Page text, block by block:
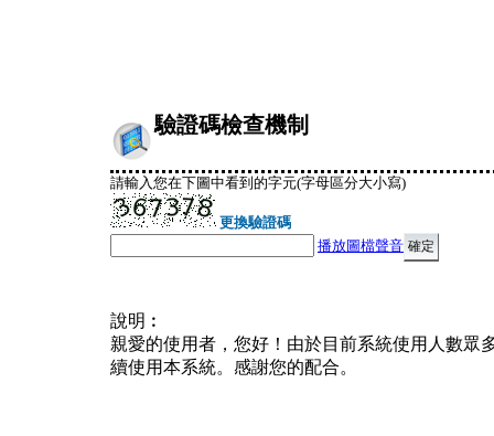
驗證碼檢查機制
請輸入您在下圖中看到的字元(字母區分大小寫)
更換驗證碼
播放圖檔聲音
說明︰
親愛的使用者，您好！由於目前系統使用人數眾
續使用本系統。感謝您的配合。